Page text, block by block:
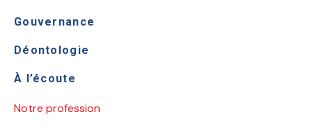
Gouvernance
Déontologie
À l’écoute
Notre profession